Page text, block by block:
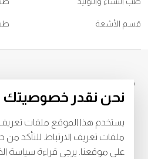
قسم الأشعة
© 2026
جميع الحقوق محفوظة لمركز
الصحة رقمWM52196، ترخيص دائرة
خصوصيةالبنود
نحن نقدر خصوصيتك
يستخدم هذا الموقع ملفات تعريف
ملفات تعريف الارتباط للتأكد
على موقعنا. يرجى قراءة سياسة